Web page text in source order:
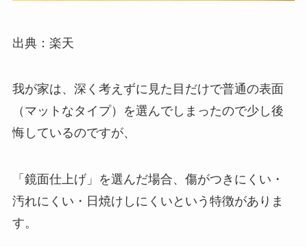
出典：楽天
我が家は、深く考えずに見た目だけで普通の表面
（マットなタイプ）を選んでしまったので少し後
悔しているのですが、
「鏡面仕上げ」を選んだ場合、 傷がつきにくい ・
汚れにくい ・ 日焼けしにくい という特徴がありま
す。